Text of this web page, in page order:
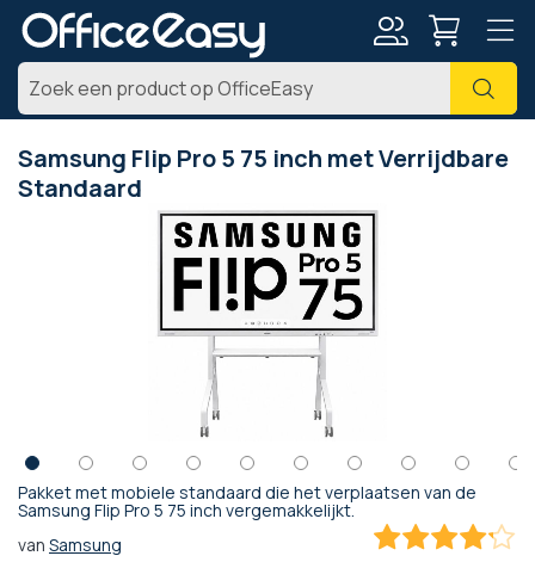
Zoek
Samsung Flip Pro 5 75 inch met Verrijdbare
Standaard
Pakket met mobiele standaard die het verplaatsen van de
Samsung Flip Pro 5 75 inch vergemakkelijkt.
van Samsung
Ga
het